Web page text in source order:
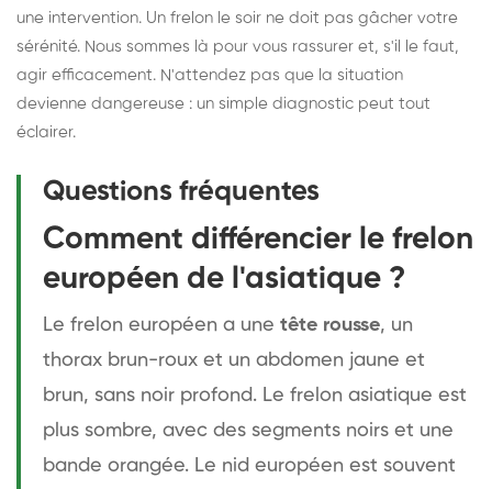
une intervention. Un frelon le soir ne doit pas gâcher votre
sérénité. Nous sommes là pour vous rassurer et, s'il le faut,
agir efficacement. N'attendez pas que la situation
devienne dangereuse : un simple diagnostic peut tout
éclairer.
Questions fréquentes
Comment différencier le frelon
européen de l'asiatique ?
Le frelon européen a une tête rousse, un
thorax brun-roux et un abdomen jaune et
brun, sans noir profond. Le frelon asiatique est
plus sombre, avec des segments noirs et une
bande orangée. Le nid européen est souvent